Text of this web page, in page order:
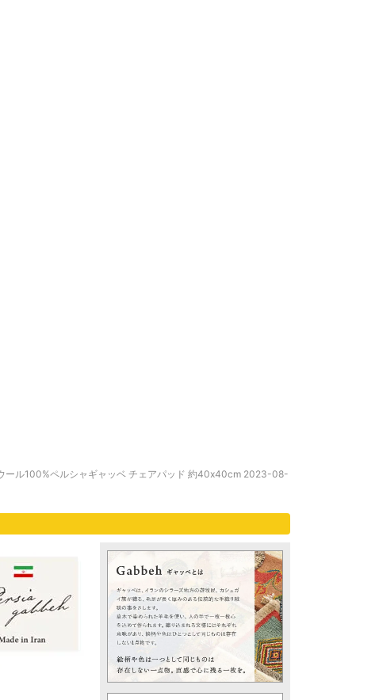
ール100%ペルシャギャッベ チェアパッド 約40x40cm 2023-08-